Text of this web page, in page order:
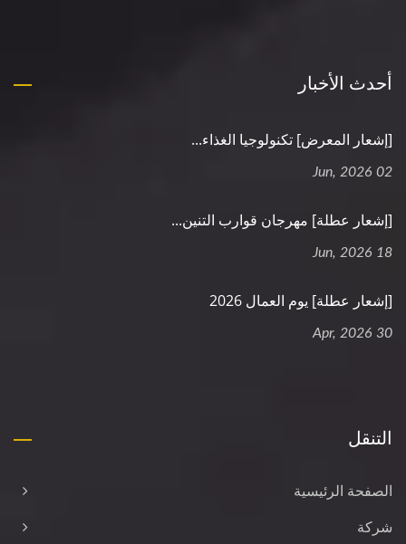
أحدث الأخبار
[إشعار المعرض] تكنولوجيا الغذاء...
02 Jun, 2026
[إشعار عطلة] مهرجان قوارب التنين...
18 Jun, 2026
[إشعار عطلة] يوم العمال 2026
30 Apr, 2026
التنقل
الصفحة الرئيسية
شركة